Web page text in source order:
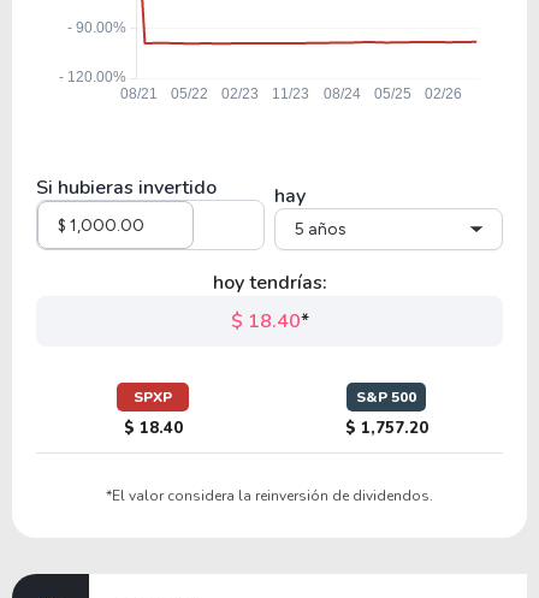
Si hubieras invertido hay
5 años
hoy tendrías:
$ 18.40*
SPXP
$ 18.40
S&P 500
$ 1,757.20
*El valor considera la reinversión de dividendos.